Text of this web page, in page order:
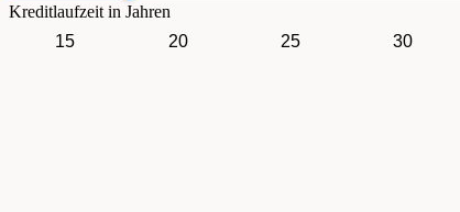
Kreditlaufzeit in Jahren
15
20 25 30